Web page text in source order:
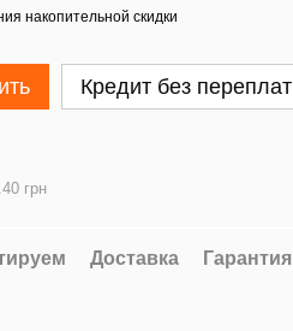
накопительной скидки
Кредит без переплат
грн
Доставка
Гарантия